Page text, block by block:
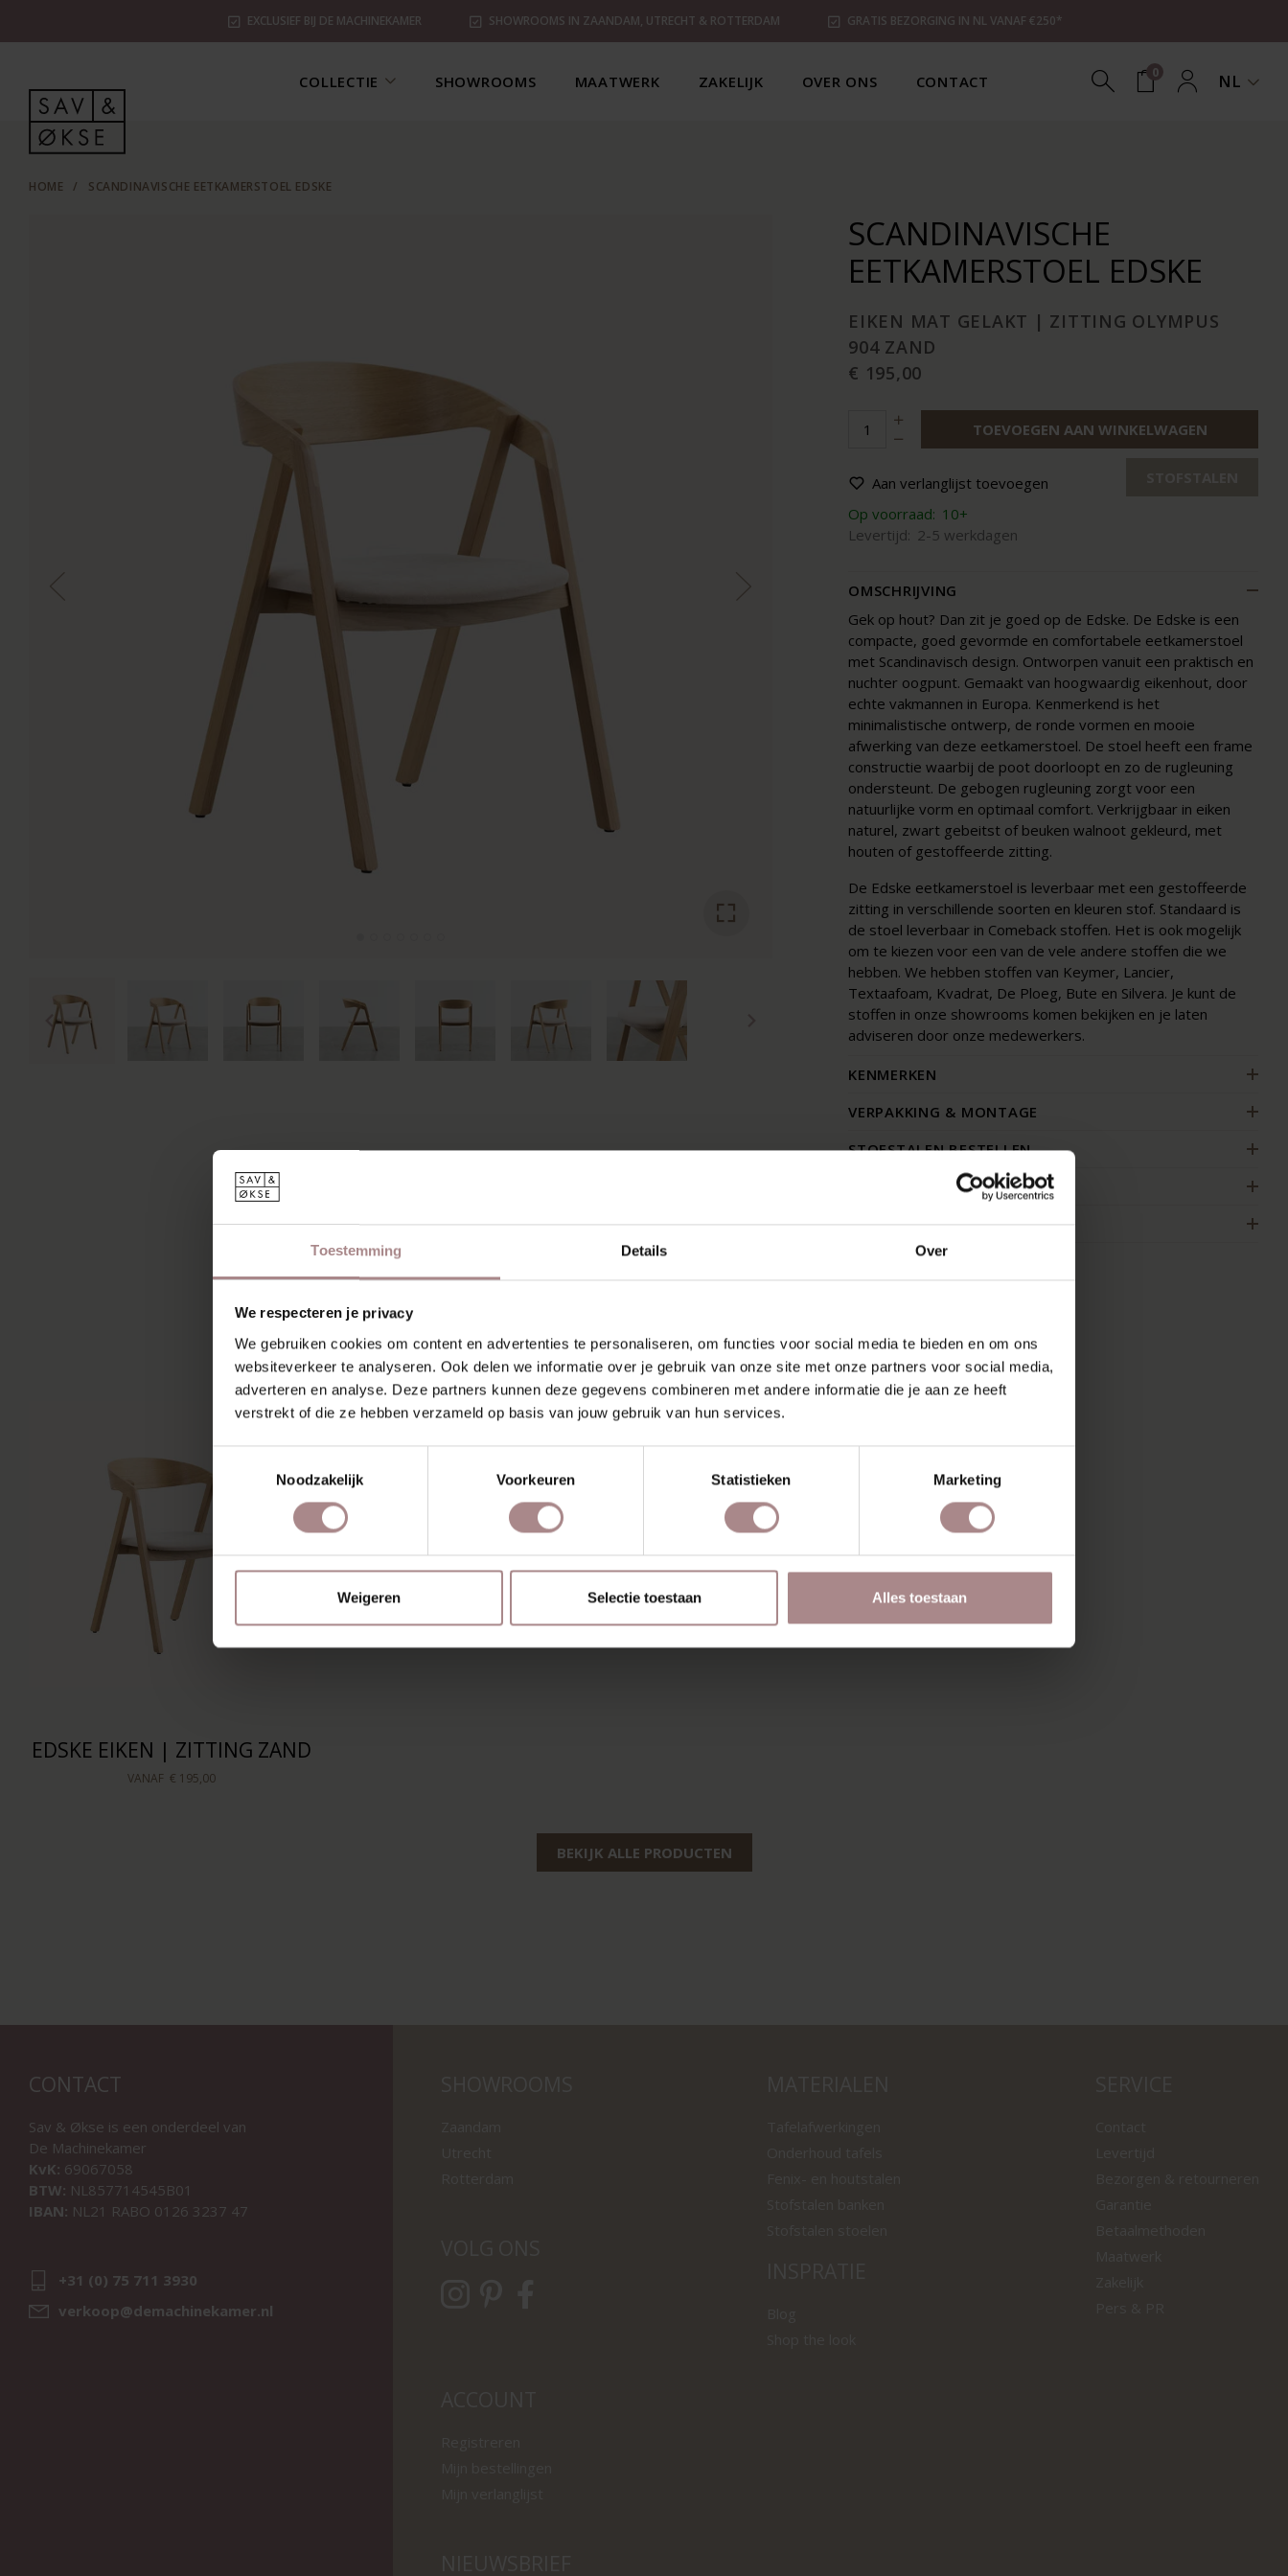
Toestemming Details Over
We respecteren je privacy
We gebruiken cookies om content en advertenties te personaliseren, om functies voor social media te bieden en om ons
websiteverkeer te analyseren. Ook delen we informatie over je gebruik van onze site met onze partners voor social media,
adverteren en analyse. Deze partners kunnen deze gegevens combineren met andere informatie die je aan ze heeft
verstrekt of die ze hebben verzameld op basis van jouw gebruik van hun services.
Noodzakelijk
Voorkeuren Statistieken Marketing
Weigeren Selectie toestaan Alles toestaan
EXCLUSIEF BIJ DE MACHINEKAMER SHOWROOMS IN ZAANDAM, UTRECHT & ROTTERDAM GRATIS BEZORGING IN NL VANAF €250*
COLLECTIE SHOWROOMS MAATWERK ZAKELIJK OVER ONS CONTACT 0 NL
HOME / SCANDINAVISCHE EETKAMERSTOEL EDSKE
SCANDINAVISCHE
EETKAMERSTOEL EDSKE
EIKEN MAT GELAKT | ZITTING OLYMPUS
904 ZAND
€ 195,00
TOEVOEGEN AAN WINKELWAGEN
Aan verlanglijst toevoegen
Op voorraad: 10+
Levertijd: 2-5 werkdagen
OMSCHRIJVING
Gek op hout? Dan zit je goed op de Edske. De Edske is een
compacte, goed gevormde en comfortabele eetkamerstoel
met Scandinavisch design. Ontworpen vanuit een praktisch en
nuchter oogpunt. Gemaakt van hoogwaardig eikenhout, door
echte vakmannen in Europa. Kenmerkend is het
minimalistische ontwerp, de ronde vormen en mooie
afwerking van deze eetkamerstoel. De stoel heeft een frame
constructie waarbij de poot doorloopt en zo de rugleuning
ondersteunt. De gebogen rugleuning zorgt voor een
natuurlijke vorm en optimaal comfort. Verkrijgbaar in eiken
naturel, zwart gebeitst of beuken walnoot gekleurd, met
houten of gestoffeerde zitting.
De Edske eetkamerstoel is leverbaar met een gestoffeerde
zitting in verschillende soorten en kleuren stof. Standaard is
de stoel leverbaar in Comeback stoffen. Het is ook mogelijk
om te kiezen voor een van de vele andere stoffen die we
hebben. We hebben stoffen van Keymer, Lancier,
Textaafoam, Kvadrat, De Ploeg, Bute en Silvera. Je kunt de
stoffen in onze showrooms komen bekijken en je laten
adviseren door onze medewerkers.
KENMERKEN
VERPAKKING & MONTAGE
STOFSTALEN BESTELLEN
ZAKELIJK
RECENT BEKEKEN
EDSKE EIKEN | ZITTING ZAND
VANAF € 195,00
BEKIJK ALLE PRODUCTEN
CONTACT
Sav & Økse is een onderdeel van
De Machinekamer
KvK: 69067058
BTW: NL857714545B01
IBAN: NL21 RABO 0126 3237 47
+31 (0) 75 711 3930
verkoop@demachinekamer.nl